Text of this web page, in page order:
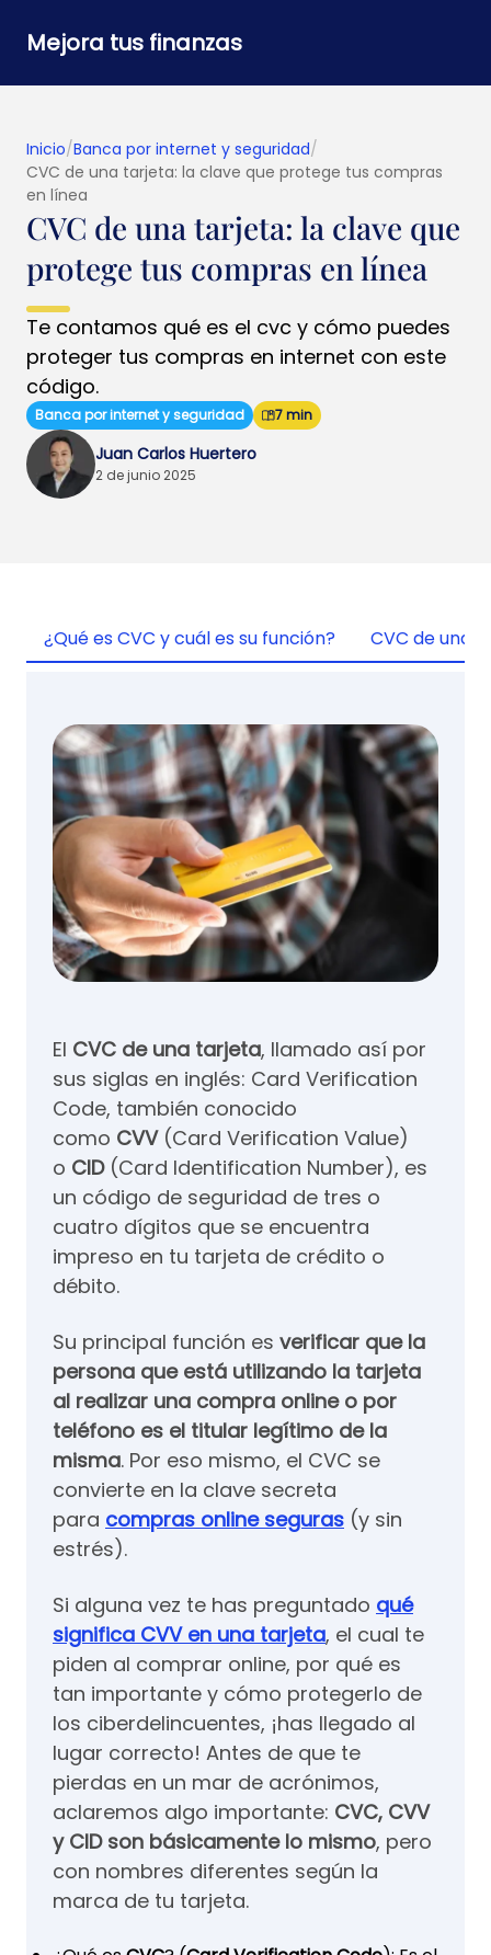
Mejora tus finanzas
Inicio/Banca por internet y seguridad/
CVC de una tarjeta: la clave que protege tus compras
en línea
CVC de una tarjeta: la clave que
protege tus compras en línea
Te contamos qué es el cvc y cómo puedes
proteger tus compras en internet con este
código.
Banca por internet y seguridad 7 min
Juan Carlos Huertero
2 de junio 2025
¿Qué es CVC y cuál es su función? CVC de una
El CVC de una tarjeta, llamado así por
sus siglas en inglés: Card Verification
Code, también conocido
como CVV(Card Verification Value)
o CID(Card Identification Number), es
un código de seguridad de tres o
cuatro dígitos que se encuentra
impreso en tu tarjeta de crédito o
débito.
Su principal función es verificar que la
persona que está utilizando la tarjeta
al realizar una compra online o por
teléfono es el titular legítimo de la
misma. Por eso mismo, el CVC se
convierte en la clave secreta
para compras online seguras (y sin
estrés).
Si alguna vez te has preguntado qué
significa CVV en una tarjeta, el cual te
piden al comprar online, por qué es
tan importante y cómo protegerlo de
los ciberdelincuentes, ¡has llegado al
lugar correcto! Antes de que te
pierdas en un mar de acrónimos,
aclaremos algo importante: CVC, CVV
y CID son básicamente lo mismo, pero
con nombres diferentes según la
marca de tu tarjeta.